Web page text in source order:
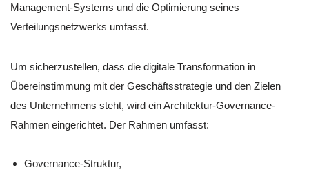
Management-Systems und die Optimierung seines
Verteilungsnetzwerks umfasst.
Um sicherzustellen, dass die digitale Transformation in
Übereinstimmung mit der Geschäftsstrategie und den Zielen
des Unternehmens steht, wird ein Architektur-Governance-
Rahmen eingerichtet. Der Rahmen umfasst:
Governance-Struktur,